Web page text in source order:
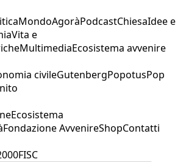
MondoAgoràPodcastChiesaIdee e
Vita e
MultimediaEcosistema avvenire
civileGutenbergPopotusPop
Ecosistema
Fondazione AvvenireShopContatti
FISC